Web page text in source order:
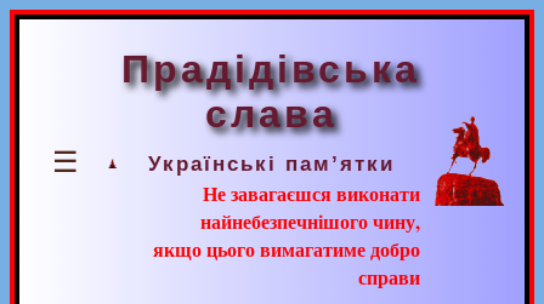
☰
Прадідівська
слава
Українські пам’ятки
Не завагаєшся виконати
найнебезпечнішого чину,
якщо цього вимагатиме добро
справи